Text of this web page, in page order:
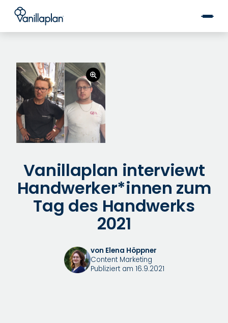
®
Vanillaplan interviewt
Handwerker*innen zum
Tag des Handwerks
2021
von Elena Höppner
Content Marketing
Publiziert am 16.9.2021